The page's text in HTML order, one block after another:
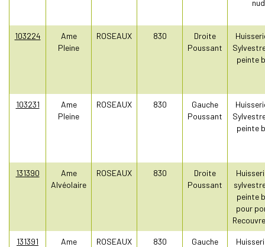
nud
103224
Ame
Pleine
ROSEAUX 830
Droite
Poussant
peinte
103231
Ame
Pleine
ROSEAUX 830
Gauche
Poussant
peinte
131390
Ame
Alvéolaire
ROSEAUX 830
Droite
Poussant
peinte
pour
131391
Ame
ROSEAUX 830
Gauche